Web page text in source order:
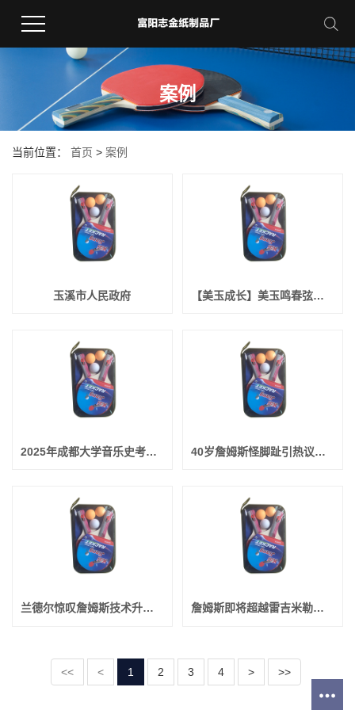
案例
当前位置： 首页 > 案例
玉溪市人民政府 【美玉成长】美玉鸣春弦歌悠扬 我校四季特色活动“春声·班班有歌声”合唱比赛圆满落幕
2025年成都大学音乐史考研752真题独家解析 40岁詹姆斯怪脚趾引热议！专家解析6大原因 征战22个赛季不容易
兰德尔惊叹詹姆斯技术升级：他是篮球场上最聪明的球员之一 詹姆斯即将超越雷吉米勒！NBA历史三分榜再创新纪录
<< < 1 2 3 4 > >>